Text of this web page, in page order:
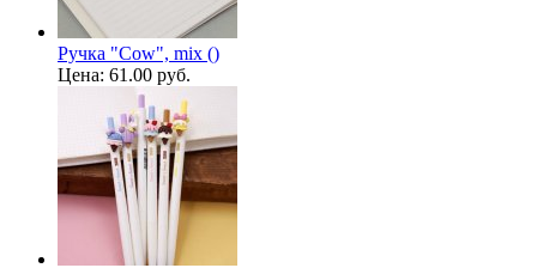
Ручка "Cow", mix ()
Цена: 61.00 руб.